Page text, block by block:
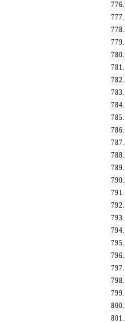
776.
777.
778.
779.
780.
781.
782.
783.
784.
785.
786.
787.
788.
789.
790.
791.
792.
793.
794.
795.
796.
797.
798.
799.
800.
801.